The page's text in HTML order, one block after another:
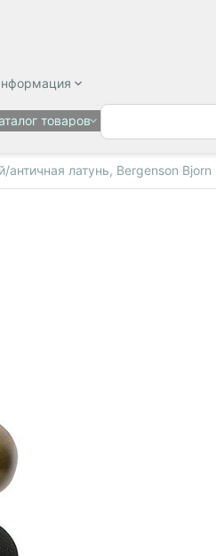
товаров
латунь, Bergenson Bjorn